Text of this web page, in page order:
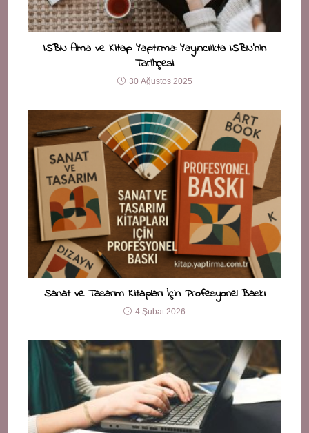
ISBN Alma ve Kitap Yaptırma: Yayıncılıkta ISBN’nin
Tarihçesi
30 Ağustos 2025
Sanat ve Tasarım Kitapları İçin Profesyonel Baskı
4 Şubat 2026